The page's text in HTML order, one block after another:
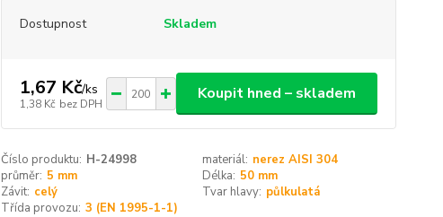
Dostupnost Skladem
1,67 Kč/ks
1,38 Kč bez DPH
Koupit hned – skladem
Číslo produktu: H-24998 materiál: nerez AISI 304
průměr: 5 mm Délka: 50 mm
Závit: celý Tvar hlavy: půlkulatá
Třída provozu: 3 (EN 1995-1-1)